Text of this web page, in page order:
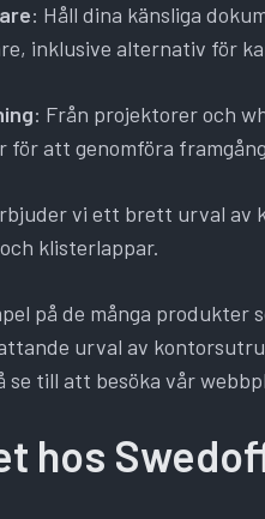
: Håll dina känsliga
inklusive alternativ för
: Från projektorer och
för att genomföra
vi ett brett urval av
klisterlappar.
på de många produkter
urval av
se till att besöka vår
hos